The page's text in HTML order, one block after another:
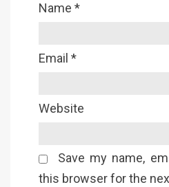
Name *
Email *
Website
Save my name,
this browser for the